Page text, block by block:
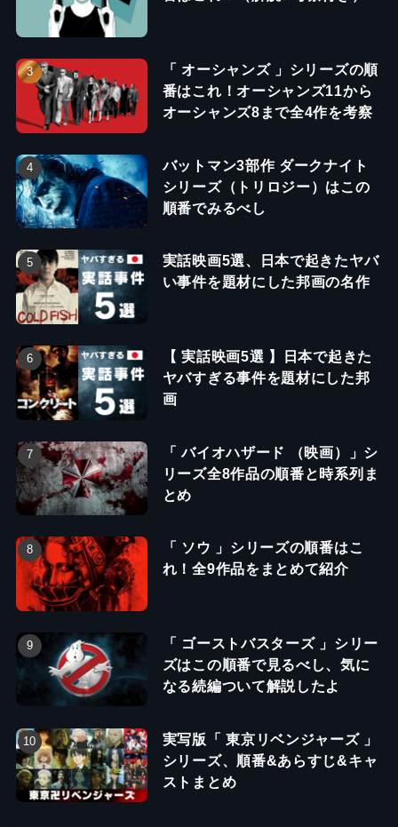
「 オーシャンズ 」シリーズの順
番はこれ！オーシャンズ11から
オーシャンズ8まで全4作を考察
バットマン3部作 ダークナイト
シリーズ（トリロジー）はこの
順番でみるべし
実話映画5選、日本で起きたヤバ
い事件を題材にした邦画の名作
【 実話映画5選 】日本で起きた
ヤバすぎる事件を題材にした邦
画
「 バイオハザード （映画）」シ
リーズ全8作品の順番と時系列ま
とめ
「 ソウ 」シリーズの順番はこ
れ！全9作品をまとめて紹介
「 ゴーストバスターズ 」シリー
ズはこの順番で見るべし、気に
なる続編ついて解説したよ
実写版「 東京リベンジャーズ 」
シリーズ、順番&あらすじ&キャ
ストまとめ